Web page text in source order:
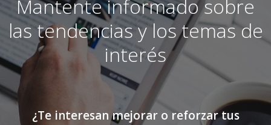
Mantente informado sobre
las tendencias y los temas de
interés
¿Te interesan mejorar o reforzar tus